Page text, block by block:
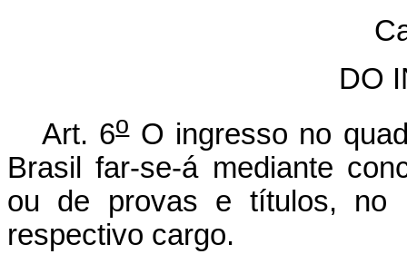
DO
Art. 6oO ingresso no
Brasil far-se-á mediante
ou de provas e títulos, no
respectivo cargo.